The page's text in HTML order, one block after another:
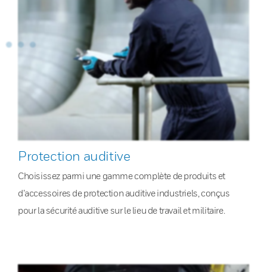
Protection auditive
Choisissez parmi une gamme complète de produits et
d’accessoires de protection auditive industriels, conçus
pour la sécurité auditive sur le lieu de travail et militaire.